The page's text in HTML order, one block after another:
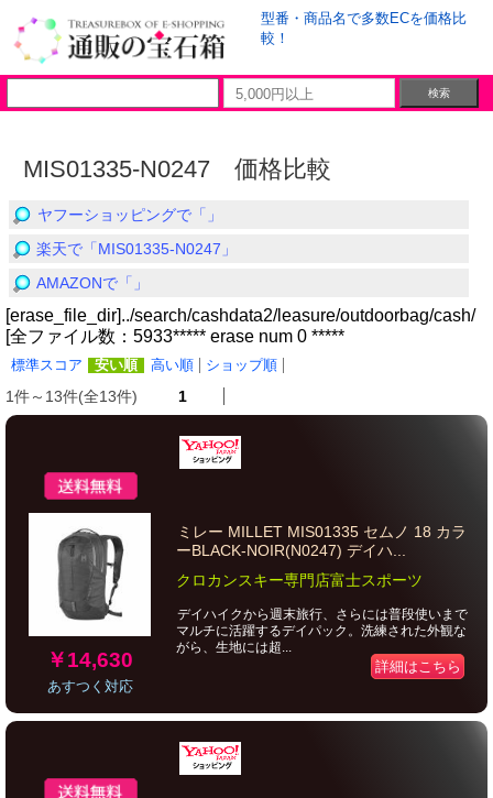
型番・商品名で多数ECを価格比
較！
MIS01335-N0247 価格比較
ヤフーショッピングで「」
楽天で「MIS01335-N0247」
AMAZONで「」
[erase_file_dir]../search/cashdata2/leasure/outdoorbag/cash/
[全ファイル数：5933***** erase num 0 *****
標準スコア 安い順 高い順 ショップ順
1件～13件(全13件) 1
￥14,630
あすつく対応
ミレー MILLET MIS01335 セムノ 18 カラ
ーBLACK-NOIR(N0247) デイハ...
クロカンスキー専門店富士スポーツ
デイハイクから週末旅行、さらには普段使いまで
マルチに活躍するデイパック。洗練された外観な
がら、生地には超...
詳細はこちら